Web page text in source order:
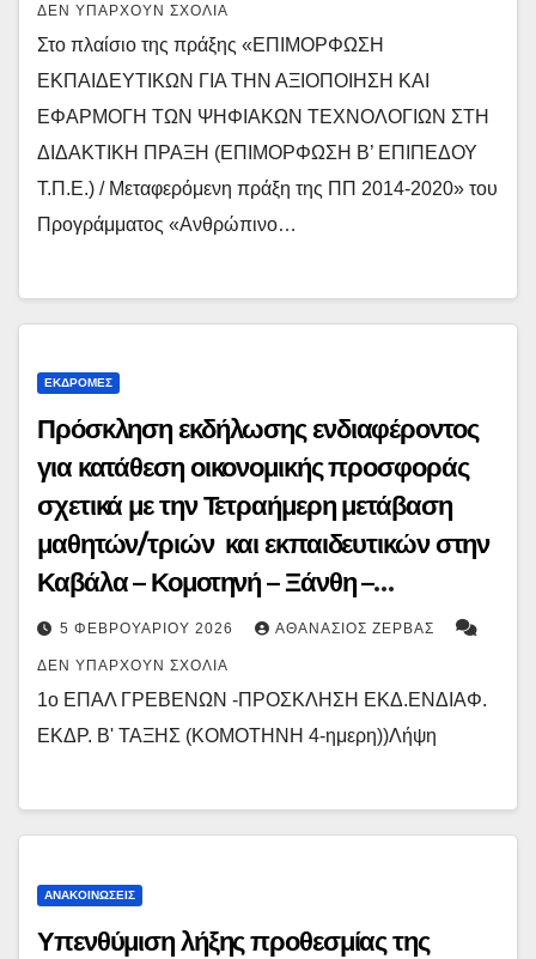
ΔΕΝ ΥΠΆΡΧΟΥΝ ΣΧΌΛΙΑ
Στο πλαίσιο της πράξης «ΕΠΙΜΟΡΦΩΣΗ
ΕΚΠΑΙΔΕΥΤΙΚΩΝ ΓΙΑ ΤΗΝ ΑΞΙΟΠΟΙΗΣΗ ΚΑΙ
ΕΦΑΡΜΟΓΗ ΤΩΝ ΨΗΦΙΑΚΩΝ ΤΕΧΝΟΛΟΓΙΩΝ ΣΤΗ
ΔΙΔΑΚΤΙΚΗ ΠΡΑΞΗ (ΕΠΙΜΟΡΦΩΣΗ Β’ ΕΠΙΠΕΔΟΥ
Τ.Π.Ε.) / Μεταφερόμενη πράξη της ΠΠ 2014-2020» του
Προγράμματος «Ανθρώπινο…
ΕΚΔΡΟΜΈΣ
Πρόσκληση εκδήλωσης ενδιαφέροντος
για κατάθεση οικονομικής προσφοράς
σχετικά με την Τετραήμερη μετάβαση
μαθητών/τριών και εκπαιδευτικών στην
Καβάλα – Κομοτηνή – Ξάνθη –
Αλεξανδρούπολη με επιστροφή στα
Γρεβενά, στο πλαίσιο εκπαιδευτικής
επίσκεψης
5 ΦΕΒΡΟΥΑΡΊΟΥ 2026 ΑΘΑΝΆΣΙΟΣ ΖΈΡΒΑΣ
ΔΕΝ ΥΠΆΡΧΟΥΝ ΣΧΌΛΙΑ
1ο ΕΠΑΛ ΓΡΕΒΕΝΩΝ -ΠΡΟΣΚΛΗΣΗ ΕΚΔ.ΕΝΔΙΑΦ.
ΕΚΔΡ. Β' ΤΑΞΗΣ (ΚΟΜΟΤΗΝΗ 4-ημερη))Λήψη
ΑΝΑΚΟΙΝΏΣΕΙΣ
Υπενθύμιση λήξης προθεσμίας της